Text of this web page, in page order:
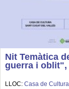
Nit Temàtica
guerra i oblit",
LLOC: Casa de Cultura